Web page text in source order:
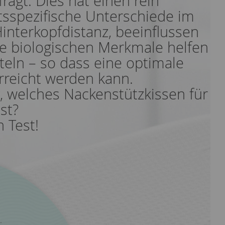
Unterschiede im
beeinflussen
biologischen Merkmale helfen
– so dass eine optimale
werden kann.
Nackenstützkissen für
Test!